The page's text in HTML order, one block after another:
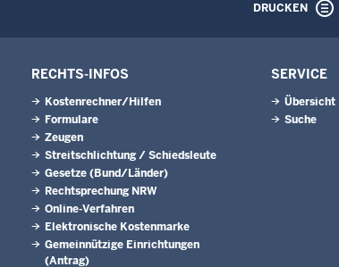
DRUCKEN
RECHTS-INFOS
Kostenrechner/Hilfen
Formulare
Zeugen
Streitschlichtung / Schiedsleute
Gesetze (Bund/Länder)
Rechtsprechung NRW
Online-Verfahren
Elektronische Kostenmarke
Gemeinnützige Einrichtungen
(Antrag)
SERVICE
Übersicht
Suche